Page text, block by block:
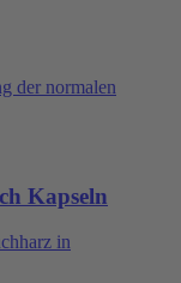
der normalen
Kapseln
in